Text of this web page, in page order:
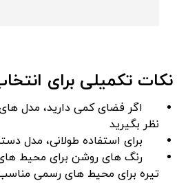
نکات تکمیلی برای
اگر فضای کمی دارید، مدل
نظر بگیرید
برای استفاده طولانی، مدل
رنگ ‌های روشن برای محیط
تیره برای محیط ‌های رسمی